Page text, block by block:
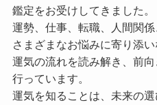
鑑定をお受けしてきました。
運勢、仕事、転職、人間関係
さまざまなお悩みに寄り添
運気の流れを読み解き、前
行っています。
運気を知ることは、未来の